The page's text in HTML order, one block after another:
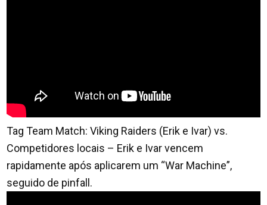
Tag Team Match: Viking Raiders (Erik e Ivar) vs.
Competidores locais – Erik e Ivar vencem
rapidamente após aplicarem um “War Machine”,
seguido de pinfall.